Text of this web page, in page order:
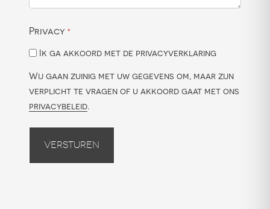
Privacy *
Ik ga akkoord met de privacyverklaring
Wij gaan zuinig met uw gegevens om, maar zijn
verplicht te vragen of u akkoord gaat met ons
privacybeleid.
Versturen